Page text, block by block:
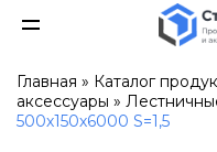
Главная » Каталог
аксессуары »
500х150х6000 S=1,5